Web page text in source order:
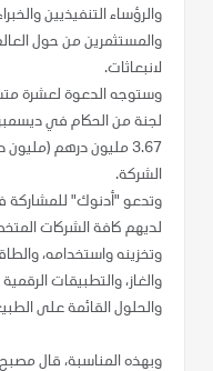
والرؤساء التنفيذيين
والمستثمرين من حول
لانبعاثات.
وستوجه الدعوة لعشرة
3.67 مليون درهم
الشركة.
وتدعو "أدنوك" للمشاركة
لديهم كافة الشركات
وتخزينه واستخدامه،
والغاز، والتطبيقات
والحلول القائمة على
وبهذه المناسبة، قال